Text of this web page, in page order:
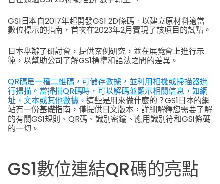
GS1日本自2017年起開發GS1 2D條碼，以建立原材料適當
數位標示的指南，首次在2023年2月實現了該項目的試點。
日本舉辦了研討會，提供案例研究，並在展覽會上進行示
範，以幫助公司了解GS1標準和語法之間的差異。
QR碼是一種二維碼，可儲存數據，並利用相機或掃描器進
行掃描。當掃描QR碼時，可以解碼並顯示相關信息，如網
址、文本或其他數據。 這些是用來做什麼的？GS1日本的網
站有一份基礎指南，僅提供日文版本，詳細解釋您需要了解
的有關GS1規則、QR碼、識別密鑰、應用識別符和GS1條碼
的一切。
GS1數位連結QR碼的亮點